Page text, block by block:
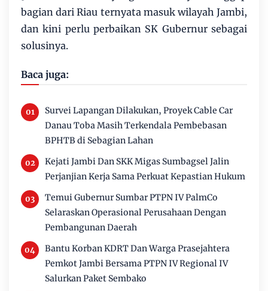
bagian dari Riau ternyata masuk wilayah Jambi,
dan kini perlu perbaikan SK Gubernur sebagai
solusinya.
Baca juga:
Survei Lapangan Dilakukan, Proyek Cable Car
Danau Toba Masih Terkendala Pembebasan
BPHTB di Sebagian Lahan
Kejati Jambi Dan SKK Migas Sumbagsel Jalin
Perjanjian Kerja Sama Perkuat Kepastian Hukum
Temui Gubernur Sumbar PTPN IV PalmCo
Selaraskan Operasional Perusahaan Dengan
Pembangunan Daerah
Bantu Korban KDRT Dan Warga Prasejahtera
Pemkot Jambi Bersama PTPN IV Regional IV
Salurkan Paket Sembako